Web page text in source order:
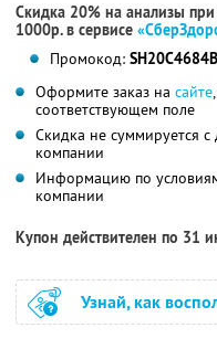
Скидка 20% на анализы
1000р. в сервисе
Промокод: SH20C4684B
Оформите заказ на сайте
соответствующем поле
Скидка не суммируется
компании
Информацию по
компании
Купон действителен по 31
Узнай, как